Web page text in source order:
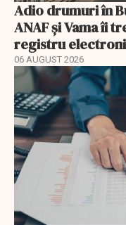
Adio drumuri în
ANAF și Vama îi
registru
06 AUGUST 2026